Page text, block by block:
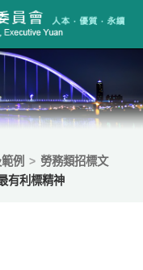
院公共工
例
勞務類招標文
有利標精神